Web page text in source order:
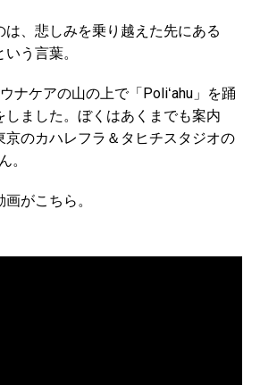
は、悲しみを乗り越えた先にある
う言葉。
ナケアの山の上で「Poliʻahu」を踊
しました。ぼくはあくまでも案内
京のカハレフラ＆タヒチスタジオの
。
がこちら。